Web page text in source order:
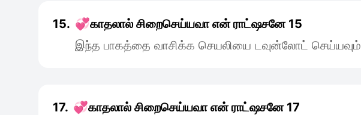
15. 💞காதலால் சிறைசெய்யவா என் ராட்ஷசனே 15
இந்த பாகத்தை வாசிக்க செயலியை டவுன்லோட் செய்யவும்
17. 💞காதலால் சிறைசெய்யவா என் ராட்ஷசனே 17